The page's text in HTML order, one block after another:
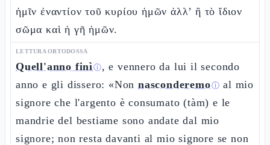
ἡμῖν ἐναντίον τοῦ κυρίου ἡμῶν ἀλλ’ ἢ τὸ ἴδιον
σῶμα καὶ ἡ γῆ ἡμῶν.
LETTURA ORTODOSSA
Quell'anno finìⓘ, e vennero da lui il secondo
anno e gli dissero: «Nonnasconderemoⓘ al mio
signore che l'argento è consumato (tàm) e le
mandrie del bestiame sono andate dal mio
signore; non resta davanti al mio signore se non